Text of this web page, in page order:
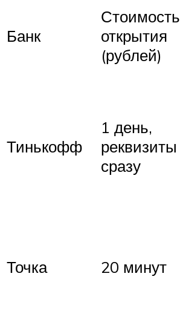
Банк
Стоимость
открытия
(рублей)
Тинькофф
1 день,
реквизиты
сразу
Точка 20 минут